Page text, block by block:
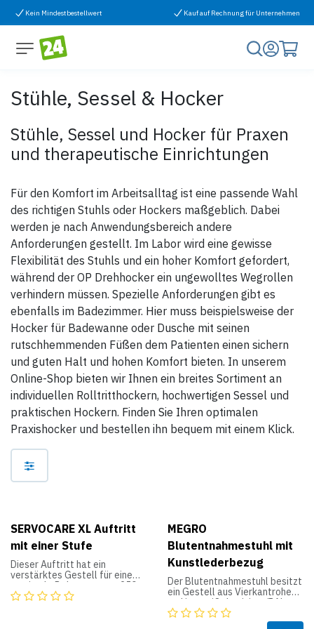
Zum Inhalt springen
Kein Mindestbestellwert Kauf auf Rechnung für Unternehmen
Stühle, Sessel & Hocker
Stühle, Sessel und Hocker für Praxen
und therapeutische Einrichtungen
Für den Komfort im Arbeitsalltag ist eine passende Wahl
des richtigen Stuhls oder Hockers maßgeblich. Dabei
werden je nach Anwendungsbereich andere
Anforderungen gestellt. Im Labor wird eine gewisse
Flexibilität des Stuhls und ein hoher Komfort gefordert,
während der OP Drehhocker ein ungewolltes Wegrollen
verhindern müssen. Spezielle Anforderungen gibt es
ebenfalls im Badezimmer. Hier muss beispielsweise der
Hocker für Badewanne oder Dusche mit seinen
rutschhemmenden Füßen dem Patienten einen sichern
und guten Halt und hohen Komfort bieten. In unserem
Online-Shop bieten wir Ihnen ein breites Sortiment an
individuellen Rolltritthockern, hochwertigen Sessel und
praktischen Hockern. Finden Sie Ihren optimalen
Praxishocker und bestellen ihn bequem mit einem Klick.
SERVOCARE XL Auftritt
mit einer Stufe
Dieser Auftritt hat ein
verstärktes Gestell für eine
maximale Belastung von 250
kg, durch zusätzliche
MEGRO
Blutentnahmestuhl mit
Kunstlederbezug
Der Blutentnahmestuhl besitzt
ein Gestell aus Vierkantrohen
und ist weißaluminium (RAL
9006) pulverbeschichtet. Sitz,
Rückenlehne und Armlehne